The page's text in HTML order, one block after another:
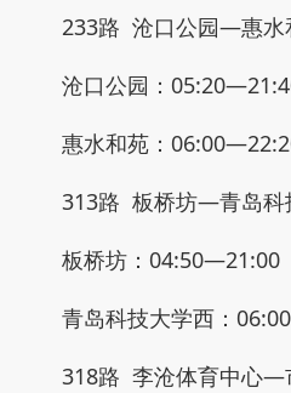
233路 沧口公园—惠水
沧口公园：
惠水和苑：
313路 板桥坊—青岛科
板桥坊：04:50—21:00
青岛科技大学西：
318路 李沧体育中心—